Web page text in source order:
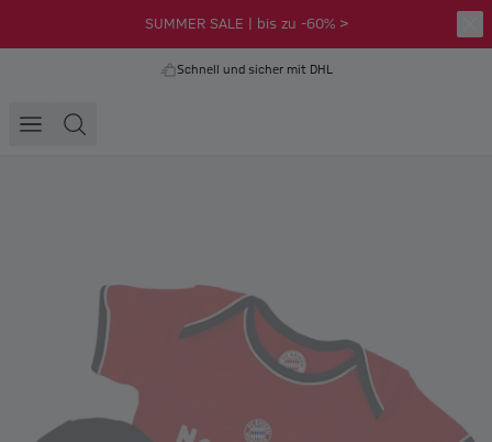
SUMMER SALE | bis zu -60% >
Schnell und sicher mit DHL